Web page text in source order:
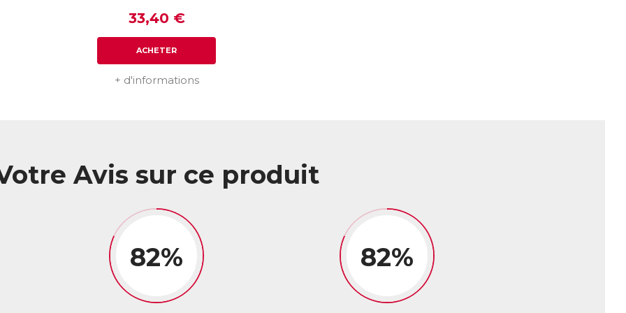
33,40 €
ACHETER
+ d'informations
Avis sur ce produit
82% 82%